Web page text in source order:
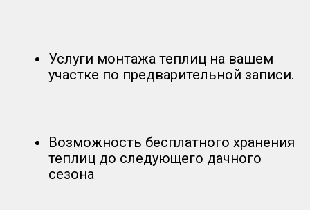
Услуги монтажа теплиц на вашем
участке по предварительной записи.
Возможность бесплатного хранения
теплиц до следующего дачного
сезона